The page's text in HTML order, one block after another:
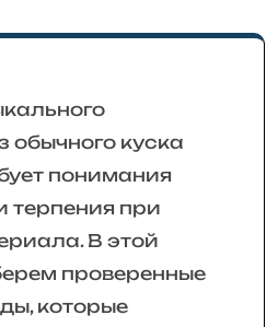
обычного куска
понимания
терпения при
В этой
проверенные
которые